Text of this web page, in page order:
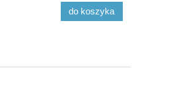
do koszyka